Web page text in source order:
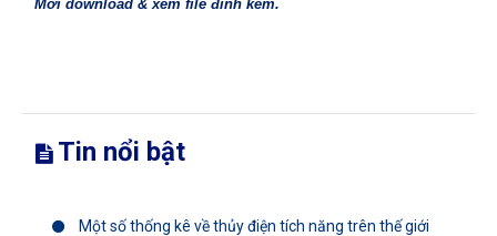
Mời download & xem file đính kèm.
Tin nổi bật
Một số thống kê về thủy điện tích năng trên thế giới